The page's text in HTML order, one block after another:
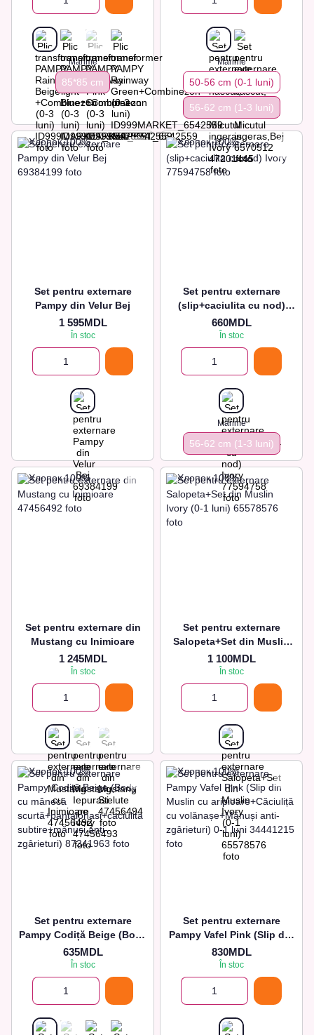
Marime
85*85 cm
Marime
50-56 cm (0-1 luni)
56-62 сm (1-3 luni)
Set pentru externare
Pampy din Velur Bej
1 595MDL
În stoc
Set pentru externare
(slip+caciulita cu nod)
Ivory
660MDL
În stoc
Marime
56-62 сm (1-3 luni)
Set pentru externare din
Mustang cu Inimioare
1 245MDL
În stoc
Set pentru externare
Salopeta+Set din Muslin
Ivory (0-1 luni)
1 100MDL
În stoc
Set pentru externare
Pampy Codiță Beige (Body
cu mânecă
scurtă+pantalonasi+caciuli
ta subtire+mănuși anti-
zgârieturi)
635MDL
În stoc
Set pentru externare
Pampy Vafel Pink (Slip din
Muslin cu
aripioare+Căciuliță cu
volănașe+Mănuși anti-
zgârieturi) 0-1 luni
830MDL
În stoc